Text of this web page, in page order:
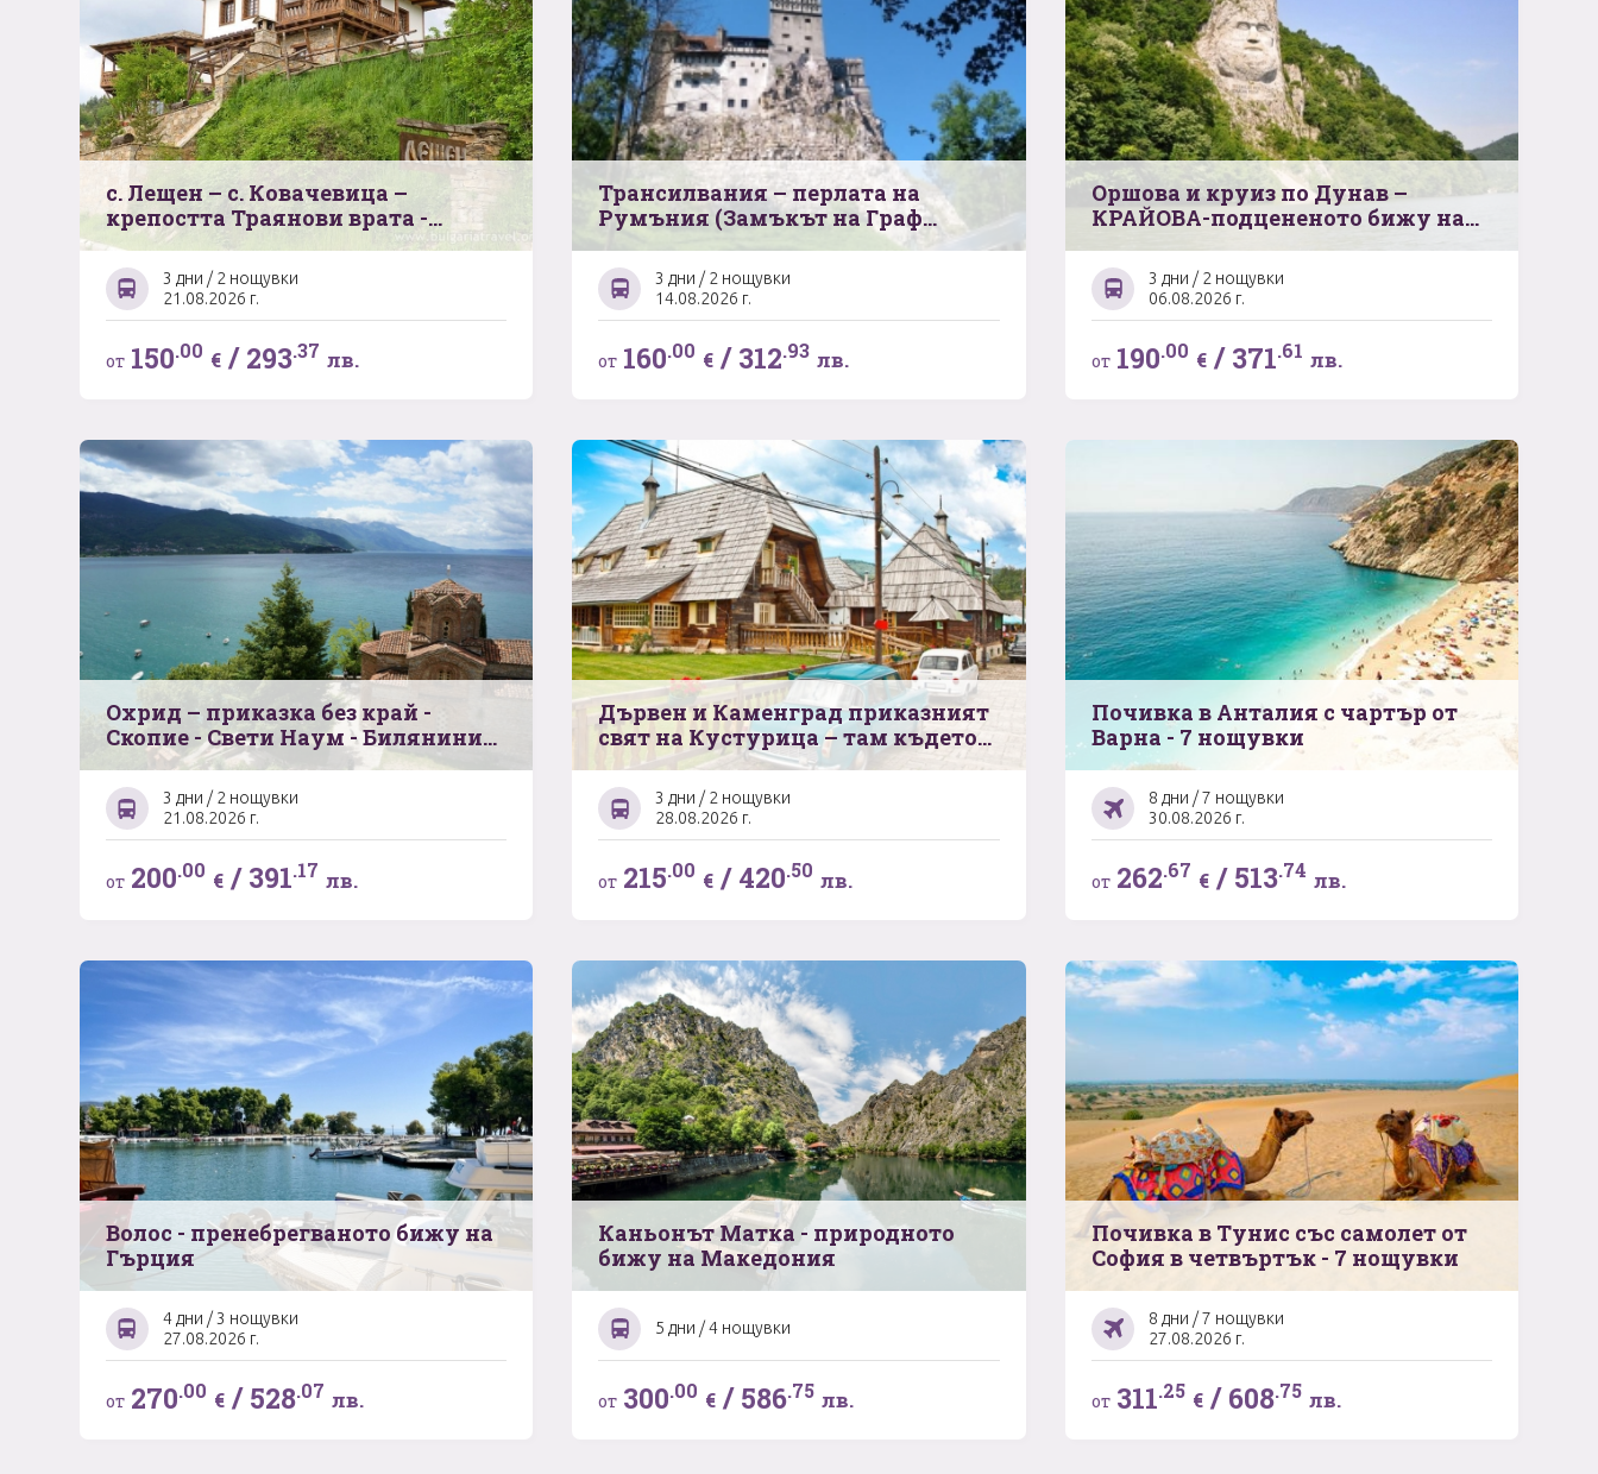
с. Лещен – с. Ковачевица –
крепостта Траянови врата -
паркът за танцуващи мечки в
град Белица - Червената църква –
3 дни / 2 нощувки
21.08.2026 г.
от 150.00 €/ 293.37 лв.
Трансилвания – перлата на
Румъния (Замъкът на Граф
Дракула – Брашов – Синая)
3 дни / 2 нощувки
14.08.2026 г.
от 160.00 € / 312.93 лв.
Оршова и круиз по Дунав –
КРАЙОВА-подцененото бижу на
Херкулес -Бабините Видини кули
3 дни / 2 нощувки
06.08.2026 г.
от 190.00 € / 371.61 лв.
Охрид – приказка без край -
Скопие - Свети Наум - Билянините
извори
3 дни / 2 нощувки
21.08.2026 г.
от 200.00 €/ 391.17 лв.
Дървен и Каменград приказният
свят на Кустурица – там където
живота е чудо
3 дни / 2 нощувки
28.08.2026 г.
от 215.00 € / 420.50 лв.
Почивка в Анталия с чартър от
Варна - 7 нощувки
8 дни / 7 нощувки
30.08.2026 г.
от 262.67 € / 513.74 лв.
Волос - пренебрегваното бижу на
Гърция
4 дни / 3 нощувки
27.08.2026 г.
от 270.00 €/ 528.07 лв.
Каньонът Матка - природното
бижу на Македония
5 дни / 4 нощувки
от 300.00 € / 586.75 лв.
Почивка в Тунис със самолет от
София в четвъртък - 7 нощувки
8 дни / 7 нощувки
27.08.2026 г.
от 311.25 € / 608.75 лв.